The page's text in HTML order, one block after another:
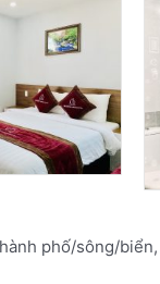
phố/sông/